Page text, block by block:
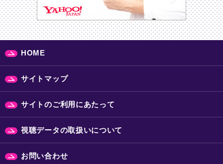
HOME
サイトマップ
サイトのご利用にあたって
視聴データの取扱いについて
お問い合わせ